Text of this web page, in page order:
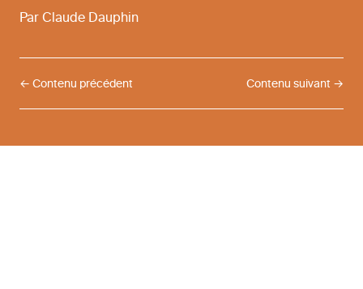
Par Claude Dauphin
← Contenu précédent Contenu suivant →